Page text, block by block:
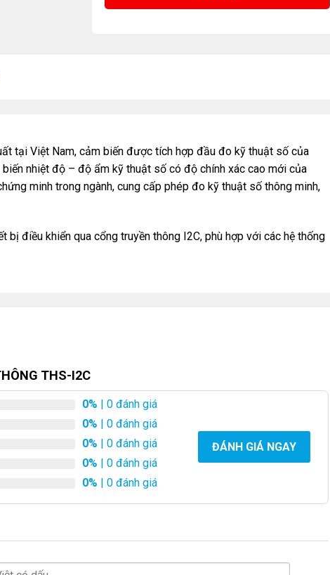
tại Việt Nam, cảm biến được tích hợp đầu đo kỹ thuật số của
nhiệt độ – độ ẩm kỹ thuật số có độ chính xác cao mới của
minh trong ngành, cung cấp phép đo kỹ thuật số thông minh,
điều khiển qua cổng truyền thông I2C, phù hợp với các hệ thống
THS-I2C
0% | 0 đánh giá
0% | 0 đánh giá
0% | 0 đánh giá
0% | 0 đánh giá
0% | 0 đánh giá
ĐÁNH GIÁ NGAY